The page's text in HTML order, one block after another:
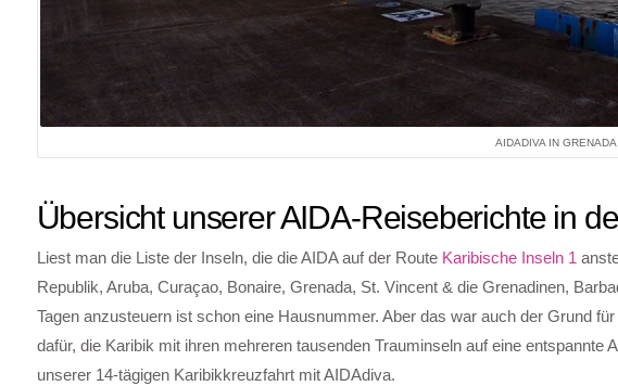
AIDADIVA IN GRENADA
Übersicht unserer AIDA-Reiseberichte in
Liest man die Liste der Inseln, die die AIDA auf der Route Karibische Inseln 1
Republik, Aruba, Curaçao, Bonaire, Grenada, St. Vincent & die Grenadinen,
Tagen anzusteuern ist schon eine Hausnummer. Aber das war auch der Grund
dafür, die Karibik mit ihren mehreren tausenden Trauminseln auf eine
unserer 14-tägigen Karibikkreuzfahrt mit AIDAdiva.